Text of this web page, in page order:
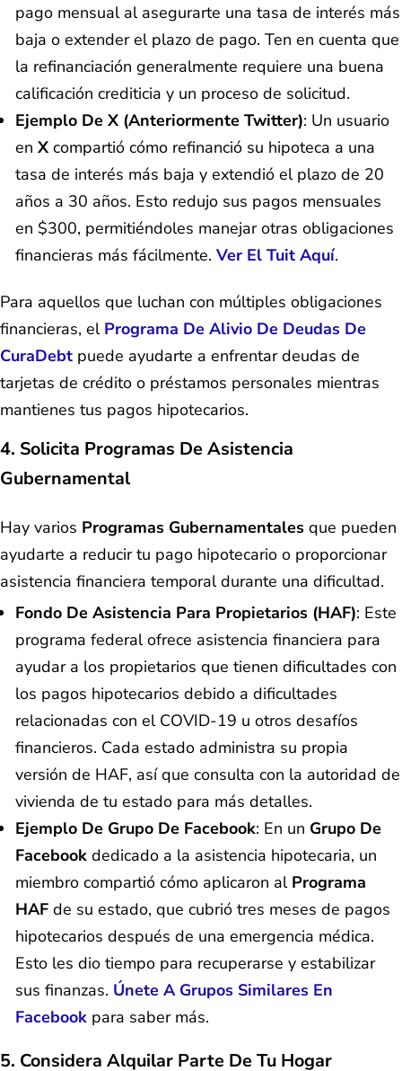
pago mensual al asegurarte una tasa de interés más
baja o extender el plazo de pago. Ten en cuenta que
la refinanciación generalmente requiere una buena
calificación crediticia y un proceso de solicitud.
Ejemplo De X (anteriormente Twitter): Un usuario
en X compartió cómo refinanció su hipoteca a una
tasa de interés más baja y extendió el plazo de 20
años a 30 años. Esto redujo sus pagos mensuales
en $300, permitiéndoles manejar otras obligaciones
financieras más fácilmente. Ver El Tuit Aquí.
Para aquellos que luchan con múltiples obligaciones
financieras, el Programa De Alivio De Deudas De
CuraDebt puede ayudarte a enfrentar deudas de
tarjetas de crédito o préstamos personales mientras
mantienes tus pagos hipotecarios.
4. Solicita Programas De Asistencia
Gubernamental
Hay varios Programas Gubernamentales que pueden
ayudarte a reducir tu pago hipotecario o proporcionar
asistencia financiera temporal durante una dificultad.
Fondo De Asistencia Para Propietarios (HAF): Este
programa federal ofrece asistencia financiera para
ayudar a los propietarios que tienen dificultades con
los pagos hipotecarios debido a dificultades
relacionadas con el COVID-19 u otros desafíos
financieros. Cada estado administra su propia
versión de HAF, así que consulta con la autoridad de
vivienda de tu estado para más detalles.
Ejemplo De Grupo De Facebook: En un Grupo De
Facebook dedicado a la asistencia hipotecaria, un
miembro compartió cómo aplicaron al Programa
HAF de su estado, que cubrió tres meses de pagos
hipotecarios después de una emergencia médica.
Esto les dio tiempo para recuperarse y estabilizar
sus finanzas. Únete A Grupos Similares En
Facebook para saber más.
5. Considera Alquilar Parte De Tu Hogar